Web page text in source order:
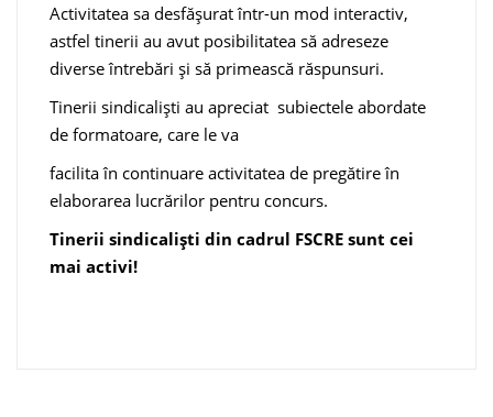
Activitatea sa desfășurat într-un mod interactiv,
astfel tinerii au avut posibilitatea să adreseze
diverse întrebări și să primească răspunsuri.
Tinerii sindicaliști au apreciat subiectele abordate
de formatoare, care le va
facilita în continuare activitatea de pregătire în
elaborarea lucrărilor pentru concurs.
Tinerii sindicaliști din cadrul FSCRE sunt cei
mai activi!